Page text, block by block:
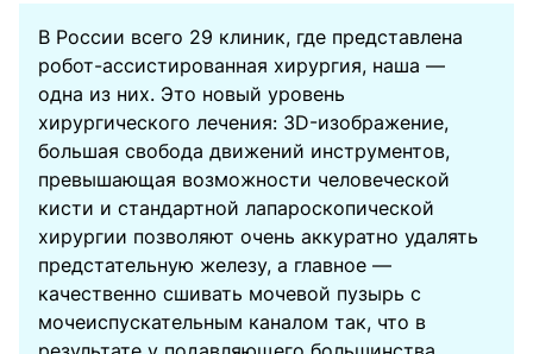
В России всего 29 клиник, где представлена
робот-ассистированная хирургия, наша —
одна из них. Это новый уровень
хирургического лечения: ЗD-изображение,
большая свобода движений инструментов,
превышающая возможности человеческой
кисти и стандартной лапароскопической
хирургии позволяют очень аккуратно удалять
предстательную железу, а главное —
качественно сшивать мочевой пузырь с
мочеиспускательным каналом так, что в